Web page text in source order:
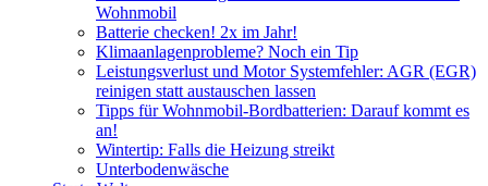
Wohnmobil
Batterie checken! 2x im Jahr!
Klimaanlagenprobleme? Noch ein Tip
Leistungsverlust und Motor Systemfehler: AGR (EGR)
reinigen statt austauschen lassen
Tipps für Wohnmobil-Bordbatterien: Darauf kommt es
an!
Wintertip: Falls die Heizung streikt
Unterbodenwäsche